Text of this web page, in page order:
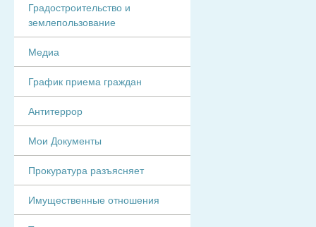
Градостроительство и
землепользование
Медиа
График приема граждан
Антитеррор
Мои Документы
Прокуратура разъясняет
Имущественные отношения